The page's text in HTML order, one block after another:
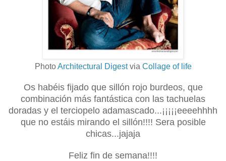
PhotoArchitectural Digestvia Collage of life
Os habéis fijado que sillón rojo burdeos, que
combinación más fantástica con las tachuelas
doradas y el terciopelo adamascado...¡¡¡¡¡eeeehhhh
que no estáis mirando el sillón!!!! Sera posible
chicas...jajaja
Feliz fin de semana!!!!